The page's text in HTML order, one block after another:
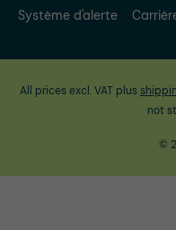
Système d'alerte
All prices excl. VAT plus
not
©